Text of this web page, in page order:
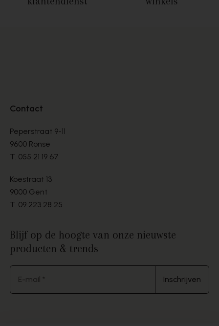
Contact
Peperstraat 9-11
9600 Ronse
T. 055 21 19 67
Koestraat 13
9000 Gent
T. 09 223 28 25
Blijf op de hoogte van onze nieuwste
producten & trends
E-mail * Inschrijven